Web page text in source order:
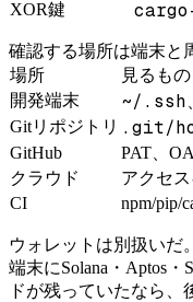
XOR鍵
確認する場所は端末と
場所
見るもの
開発端末
~/.ssh
Gitリポジトリ .git/
GitHub
PAT、
クラウド
アクセ
CI
npm/pip/
ウォレットは別扱いだ。
端末にSolana・Aptos・
ドが残っていたなら